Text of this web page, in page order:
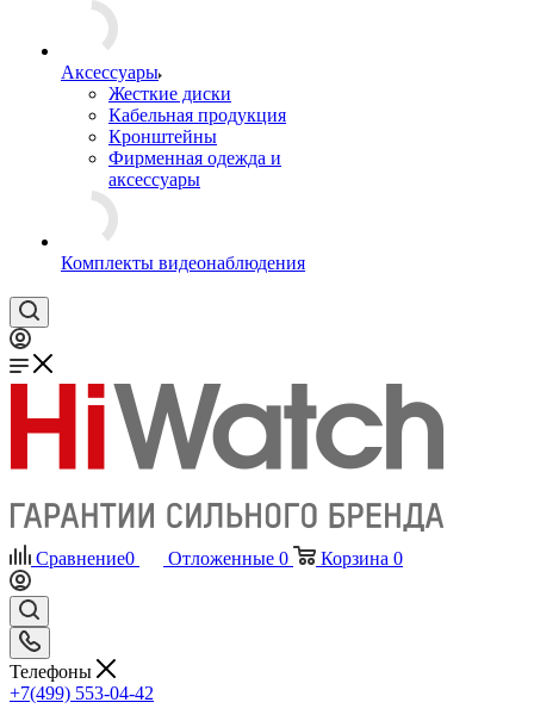
Аксессуары
Жесткие диски
Кабельная продукция
Кронштейны
Фирменная одежда и
аксессуары
Комплекты видеонаблюдения
Сравнение0 Отложенные 0 Корзина 0
Телефоны
+7(499) 553-04-42